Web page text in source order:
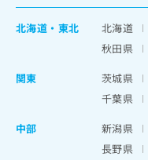
北海道 ・ 東北 北海道
秋田県
関東
茨城県
千葉県
中部
新潟県
長野県